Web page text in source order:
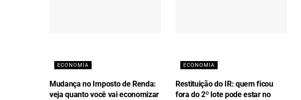
ECONOMIA
Mudança no Imposto de Renda:
veja quanto você vai economizar
ECONOMIA
Restituição do IR: quem ficou
fora do 2º lote pode estar no